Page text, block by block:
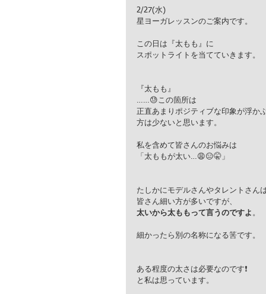
2/27(水)
星ヨーガレッスンのご案内です。
この日は『太もも』に
スポットライトを当てていきます。
『太もも』
……😓この箇所は
正直あまりポジティブな印象が浮か
方は少ないと思います。
私を含めて皆さんのお悩みは
「太ももが太い…😩😑🤫」
たしかにモデルさんやタレントさん
皆さん細い方が多いですが、
太いから太ももって言うのですよ 。
細かったら別の名称になる筈です。
ある程度の太さは必要なのです❗️
と私は思っています。